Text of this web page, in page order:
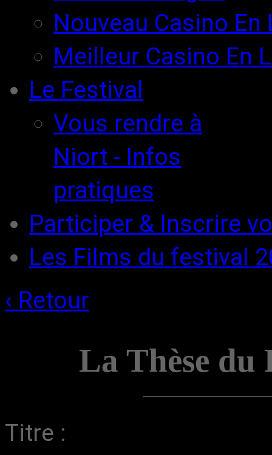
Nouveau Casino En
Meilleur Casino En
Le Festival
Vous rendre à
Niort - Infos
pratiques
Participer & Inscrire
Les Films du festival
‹ Retour
La Thèse du
Titre :